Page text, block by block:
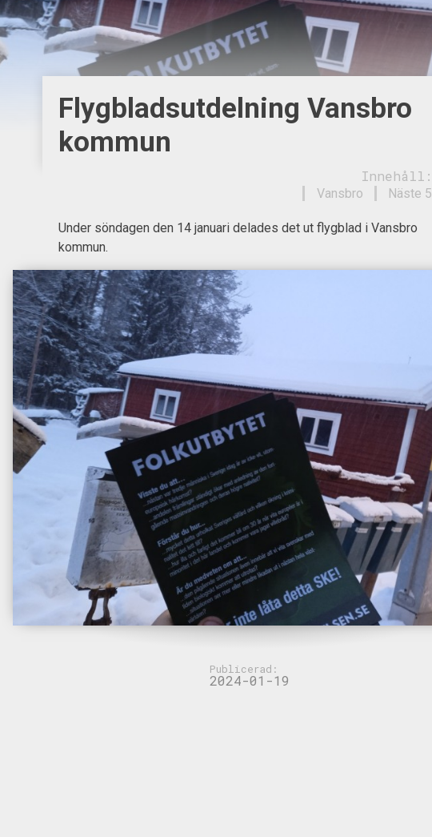
Flygbladsutdelning Vansbro
kommun
Innehåll:
Näste 5
Vansbro
Under söndagen den 14 januari delades det ut flygblad i Vansbro
kommun.
Publicerad:
2024-01-19